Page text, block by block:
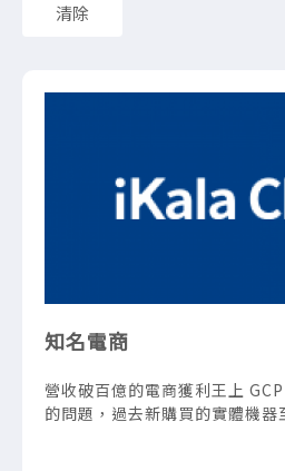
清除
知名電商
營收破百億的電商獲利王上
的問題，過去新購買的實體機器